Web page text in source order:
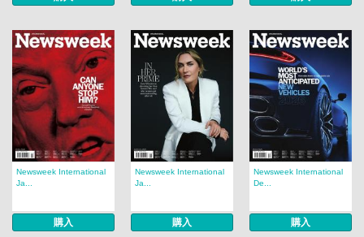
Newsweek International
Ja...
購入
Newsweek International
Ja...
購入
Newsweek International
De...
購入